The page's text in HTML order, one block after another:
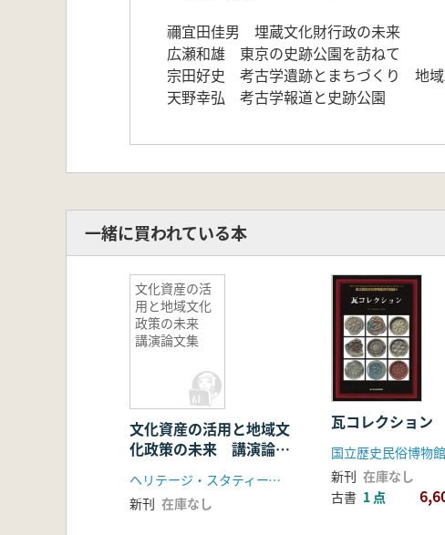
禰宜田佳男 埋蔵文化財行政の未来
広瀬和雄 東京の史跡公園を訪ねて
宗田好史 考古学遺跡とまちづくり 地域
天野幸弘 考古学報道と史跡公園
一緒に買われている本
文化資産の活
用と地域文化
政策の未来
講演論文集
文化資産の活用と地域文
化政策の未来 講演論文
ヘリテージ・スタティーズ研究会
新刊 在庫なし
瓦コレクション
国立歴史民俗博物館
新刊 在庫なし
古書 1 点